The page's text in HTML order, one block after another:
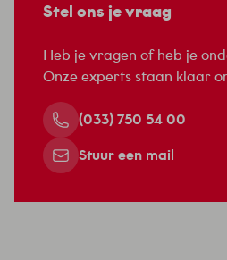
Stel ons je vraag
Heb je vragen of heb je
Onze experts staan klaar
(033) 750 54 00
Stuur een mail